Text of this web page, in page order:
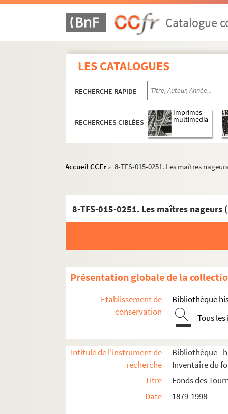
Catalogue
LES CATALOGUES
RECHERCHE RAPIDE
RECHERCHES CIBLÉES
Imprimés
multimédia
Accueil CCFr > 8-TFS-015-0251. Les maîtres
8-TFS-015-0251. Les maîtres nageurs
Présentation globale de la
Etablissement de
conservation
Bibliothèque
Tous
Intitulé de l'instrument de
recherche
Bibliothèque
Inventaire du
Titre
Fonds des
Date
1879-1998
Programmation
Affiches
Année 1938
Années 1944 à 1949
Eté 1949
Saison 1948-1949
Saison 1949-1950